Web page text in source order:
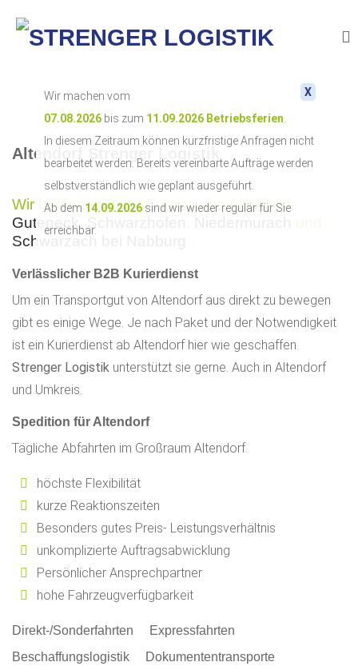
Wir machen vom
07.08.2026bis zum 11.09.2026 Betriebsferien
In diesem Zeitraum können kurzfristige Anfragen nicht
bearbeitet werden. Bereits vereinbarte Aufträge werden
selbstverständlich wie geplant ausgeführt.
Ab dem 14.09.2026sind wir wieder regulär für Sie
erreichbar.
X
Altendorf Strenger Logistik
Wir bedienen ganz Europa von Altendorf,
Guteneck ,
Schwarzach bei Nabburg
Verlässlicher B2B Kurierdienst
Um ein Transportgut von Altendorf aus direkt zu bewegen
gibt es einige Wege. Je nach Paket und der Notwendigkeit
ist ein Kurierdienst ab Altendorf hier wie geschaffen.
Strenger Logistik unterstützt sie gerne. Auch in Altendorf
und Umkreis.
Spedition für Altendorf
Tägliche Abfahrten im Großraum Altendorf.
höchste Flexibilität
kurze Reaktionszeiten
Besonders gutes Preis- Leistungsverhältnis
unkomplizierte Auftragsabwicklung
Persönlicher Ansprechpartner
hohe Fahrzeugverfügbarkeit
Direkt-/Sonderfahrten
Expressfahrten
Beschaffungslogistik
Dokumententransporte